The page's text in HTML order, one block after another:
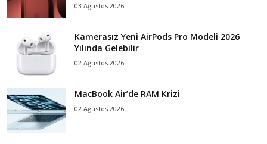
03 Ağustos 2026
Kamerasız Yeni AirPods Pro Modeli 2026
Yılında Gelebilir
02 Ağustos 2026
MacBook Air’de RAM Krizi
02 Ağustos 2026